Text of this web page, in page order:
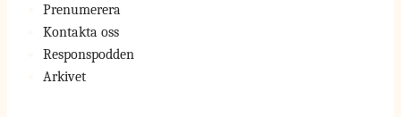
Prenumerera
Kontakta oss
Responspodden
Arkivet